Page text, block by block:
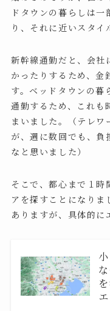
ドタウンの暮らしは
り、それに近いスタイ
新幹線通勤だと、会社
かったりするため、金
す。ベッドタウンの暮
通勤するため、これも
まいました。（テレ
が、週に数回でも、負
なと思いました）
そこで、都心まで１時
アを探すことになりま
ありますが、具体的に